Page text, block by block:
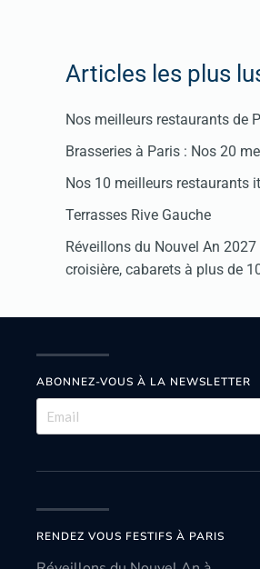
Articles les plus
Nos meilleurs restaurants de
Brasseries à Paris : Nos 20
Nos 10 meilleurs restaurants
Terrasses Rive Gauche
Réveillons du Nouvel An
croisière, cabarets à plus de
ABONNEZ-VOUS À LA NEWSLETTER
RENDEZ VOUS FESTIFS À PARIS